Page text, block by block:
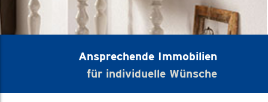
Ansprechende Immobilien
für individuelle Wünsche